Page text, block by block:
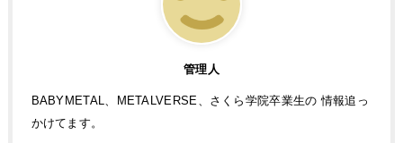
管理人
BABYMETAL、METALVERSE、さくら学院卒業生の 情報追っ
かけてます。